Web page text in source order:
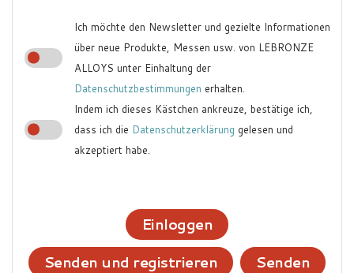
Ich möchte den Newsletter und gezielte Informationen
über neue Produkte, Messen usw. von LEBRONZE
ALLOYS unter Einhaltung der
Datenschutzbestimmungen erhalten.
Indem ich dieses Kästchen ankreuze, bestätige ich,
dass ich die Datenschutzerklärung gelesen und
akzeptiert habe.
Einloggen
Senden und registrieren
Senden